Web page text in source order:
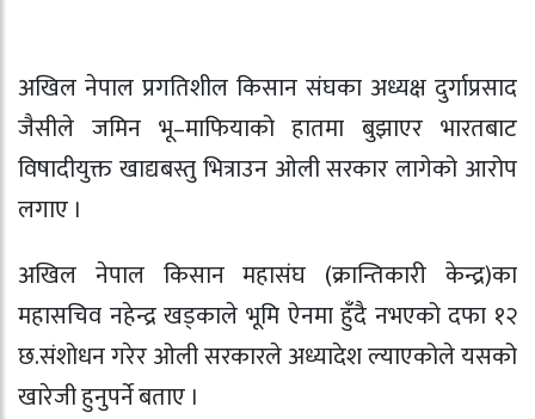
अखिल नेपाल प्रगतिशील किसान संघका अध्यक्ष दुर्गाप्रसाद
जैसीले जमिन भू–माफियाको हातमा बुझाएर भारतबाट
विषादीयुक्त खाद्यबस्तु भित्राउन ओली सरकार लागेको आरोप
लगाए ।
अखिल नेपाल किसान महासंघ (क्रान्तिकारी केन्द्र)का
महासचिव नहेन्द्र खड्काले भूमि ऐनमा हुँदै नभएको दफा १२
छ.संशोधन गरेर ओली सरकारले अध्यादेश ल्याएकोले यसको
खारेजी हुनुपर्ने बताए ।